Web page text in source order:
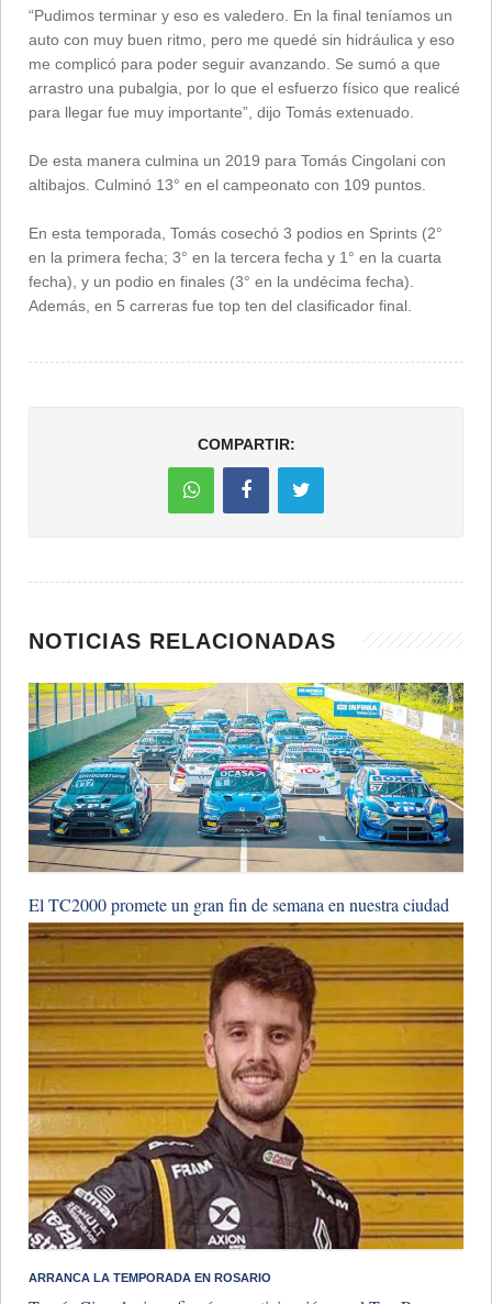
“Pudimos terminar y eso es valedero. En la final teníamos un
auto con muy buen ritmo, pero me quedé sin hidráulica y eso
me complicó para poder seguir avanzando. Se sumó a que
arrastro una pubalgia, por lo que el esfuerzo físico que realicé
para llegar fue muy importante”, dijo Tomás extenuado.
De esta manera culmina un 2019 para Tomás Cingolani con
altibajos. Culminó 13° en el campeonato con 109 puntos.
En esta temporada, Tomás cosechó 3 podios en Sprints (2°
en la primera fecha; 3° en la tercera fecha y 1° en la cuarta
fecha), y un podio en finales (3° en la undécima fecha).
Además, en 5 carreras fue top ten del clasificador final.
COMPARTIR:
NOTICIAS RELACIONADAS
​El TC2000 promete un gran fin de semana en nuestra ciudad
ARRANCA LA TEMPORADA EN ROSARIO